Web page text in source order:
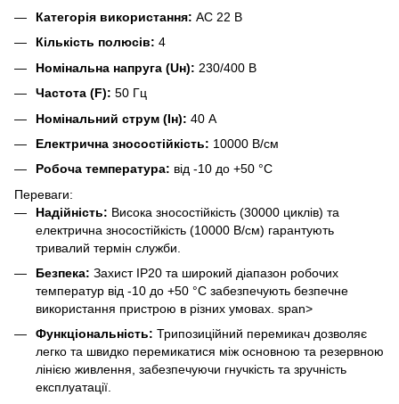
Категорія використання: AC 22 В
Кількість полюсів: 4
Номінальна напруга (Uн): 230/400 В
Частота (F): 50 Гц
Номінальний струм (Ін): 40 А
Електрична зносостійкість: 10000 В/см
Робоча температура: від -10 до +50 °C
Переваги:
Надійність: Висока зносостійкість (30000 циклів) та
електрична зносостійкість (10000 В/см) гарантують
тривалий термін служби.
Безпека: Захист IP20 та широкий діапазон робочих
температур від -10 до +50 °C забезпечують безпечне
використання пристрою в різних умовах. span>
Функціональність: Трипозиційний перемикач дозволяє
легко та швидко перемикатися між основною та резервною
лінією живлення, забезпечуючи гнучкість та зручність
експлуатації.